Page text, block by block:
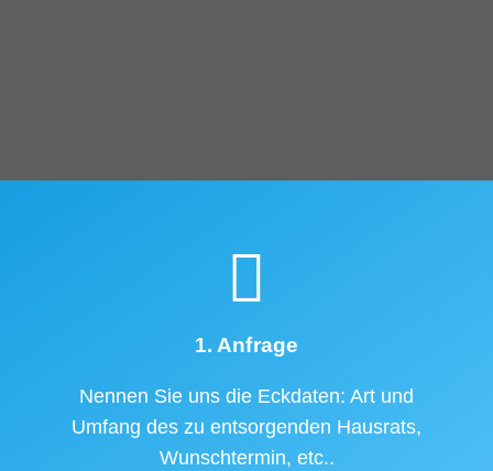
1. Anfrage
Nennen Sie uns die Eckdaten: Art und
Umfang des zu entsorgenden Hausrats,
Wunschtermin, etc..